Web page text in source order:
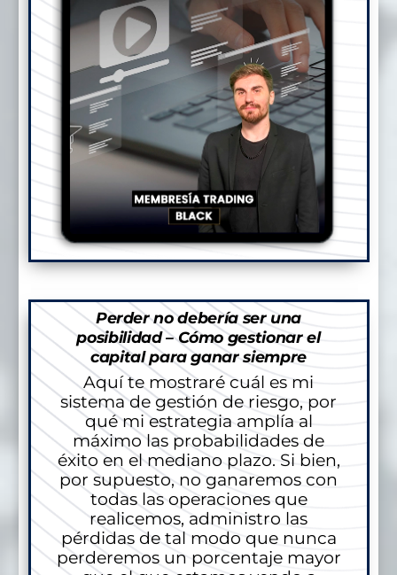
Perder no debería ser una
posibilidad – Cómo gestionar el
capital para ganar siempre
Aquí te mostraré cuál es mi
sistema de gestión de riesgo, por
qué mi estrategia amplía al
máximo las probabilidades de
éxito en el mediano plazo. Si bien,
por supuesto, no ganaremos con
todas las operaciones que
realicemos, administro las
pérdidas de tal modo que nunca
perderemos un porcentaje mayor